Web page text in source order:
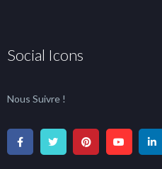
Social Icons
Nous Suivre !